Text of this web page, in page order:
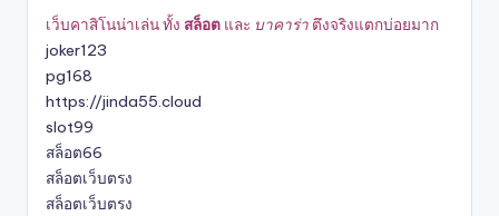
เว็บคาสิโนน่าเล่น ทั้ง สล็อต และ บาคาร่า ตึงจริงแตกบ่อยมาก
joker123
pg168
https://jinda55.cloud
slot99
สล็อต66
สล็อตเว็บตรง
สล็อตเว็บตรง